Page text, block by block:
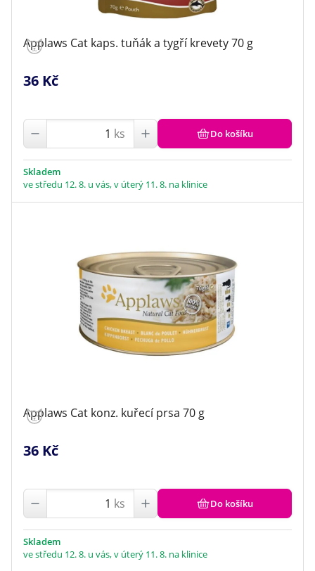
Applaws Cat kaps. tuňák a tygří krevety 70 g
36 Kč
ks Do košíku
Skladem
ve středu 12. 8. u vás, v úterý 11. 8. na klinice
Applaws Cat konz. kuřecí prsa 70 g
36 Kč
ks Do košíku
Skladem
ve středu 12. 8. u vás, v úterý 11. 8. na klinice